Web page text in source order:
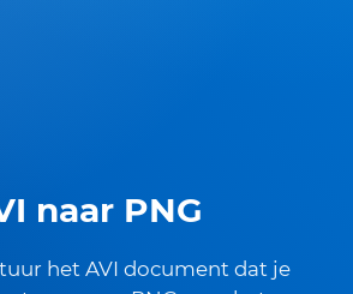
naar PNG
het AVI document dat je